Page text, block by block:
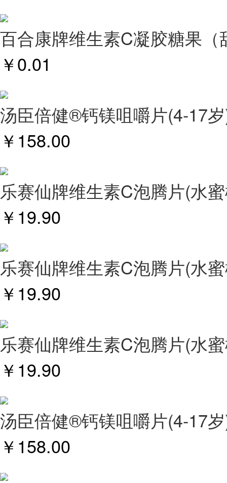
百合康牌维生素C凝胶糖果（
￥0.01
汤臣倍健®钙镁咀嚼片(4-17
￥ 158.00
乐赛仙牌维生素C泡腾片(水
￥ 19.90
乐赛仙牌维生素C泡腾片(水
￥ 19.90
乐赛仙牌维生素C泡腾片(水
￥ 19.90
汤臣倍健®钙镁咀嚼片(4-17
￥ 158.00